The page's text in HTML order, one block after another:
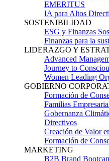
EMERITUS
IA para Altos
SOSTENIBILIDAD
ESG y Finanzas
Finanzas para la
LIDERAZGO Y
Advanced
Journey to
Women Leading
GOBIERNO
Formación de
Familias
Gobernanza
Directivos
Creación de Valor
Formación de
MARKETING
B2B Brand